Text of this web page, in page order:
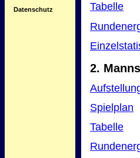
Datenschutz
Tabelle
2.
Spielplan
Tabelle